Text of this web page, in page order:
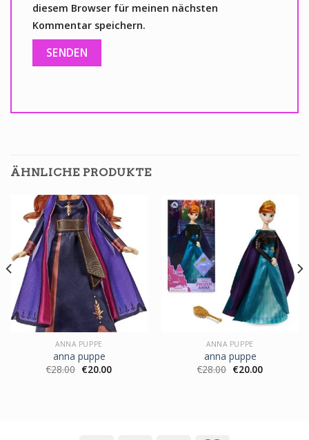
diesem Browser für meinen nächsten
Kommentar speichern.
ÄHNLICHE PRODUKTE
ANNA PUPPE
anna puppe
€28.00 €20.00
ANNA PUPPE
anna puppe
€28.00 €20.00